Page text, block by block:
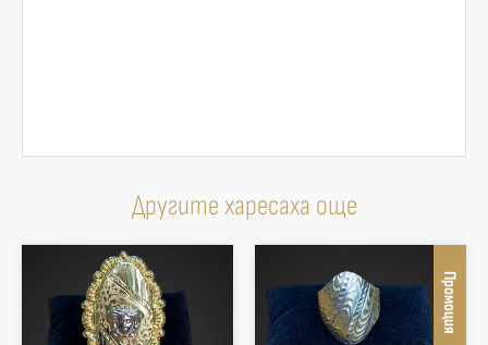
Другите харесаха още
Промоция